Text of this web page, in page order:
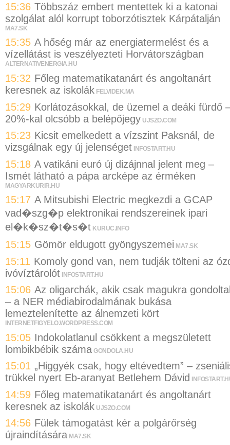
15:36 Többszáz embert mentettek ki a katonai
szolgálat alól korrupt toborzótisztek Kárpátalján
MA7.SK
15:35 A hőség már az energiatermelést és a
vízellátást is veszélyezteti Horvátországban
ALTERNATIVENERGIA.HU
15:32 Főleg matematikatanárt és angoltanárt
keresnek az iskolák FELVIDEK.MA
15:29 Korlátozásokkal, de üzemel a deáki fürdő
20%-kal olcsóbb a belépőjegy UJSZO.COM
15:23 Kicsit emelkedett a vízszint Paksnál, de
vizsgálnak egy új jelenséget INFOSTART.HU
15:18 A vatikáni euró új dizájnnal jelent meg –
Ismét látható a pápa arcképe az érméken
MAGYARKURIR.HU
15:17 A Mitsubishi Electric megkezdi a GCAP
vad�szg�p elektronikai rendszereinek ipari
el�k�sz�t�s�t KURUC.INFO
15:15 Gömör eldugott gyöngyszemei MA7.SK
15:11 Komoly gond van, nem tudják tölteni az
ivóvíztárolót INFOSTART.HU
15:06 Az oligarchák, akik csak magukra
– a NER médiabirodalmának bukása
lemeztelenítette az álnemzeti kört
INTERNETFIGYELO.WORDPRESS.COM
15:05 Indokolatlanul csökkent a megszületett
lombikbébik száma GONDOLA.HU
15:01 „Higgyék csak, hogy eltévedtem” –
trükkel nyert Eb-aranyat Betlehem Dávid
14:59 Főleg matematikatanárt és angoltanárt
keresnek az iskolák UJSZO.COM
14:56 Fülek támogatást kér a polgárőrség
újraindítására MA7.SK